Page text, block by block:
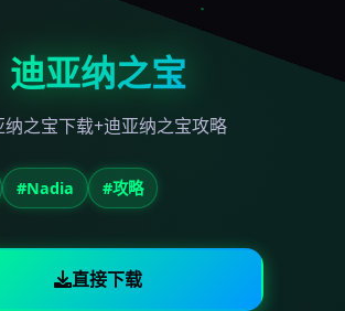
迪亚纳之宝
纳之宝下载+迪亚纳之宝攻略
#Nadia #攻略
直接下载